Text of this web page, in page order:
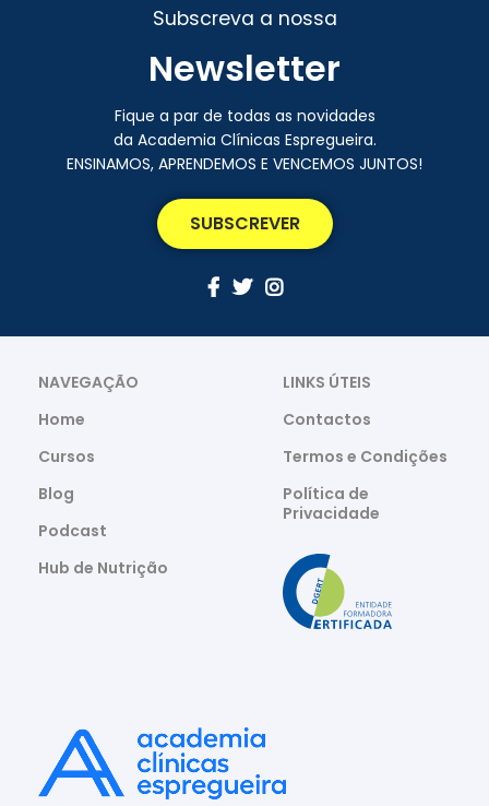
NAVEGAÇÃO
Home
Cursos
Blog
Podcast
Hub de Nutrição
LINKS ÚTEIS
Contactos
Termos e Condições
Política de
Privacidade
Subscreva a nossa
Newsletter
Fique a par de todas as novidades
da Academia Clínicas Espregueira.
ENSINAMOS, APRENDEMOS E VENCEMOS JUNTOS!
SUBSCREVER